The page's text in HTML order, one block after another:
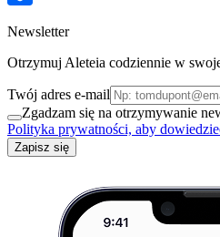
Newsletter
Otrzymuj Aleteia codziennie w
Twój adres e-mail
Zgadzam się na otrzymywanie
Polityka prywatności, aby
Zapisz się